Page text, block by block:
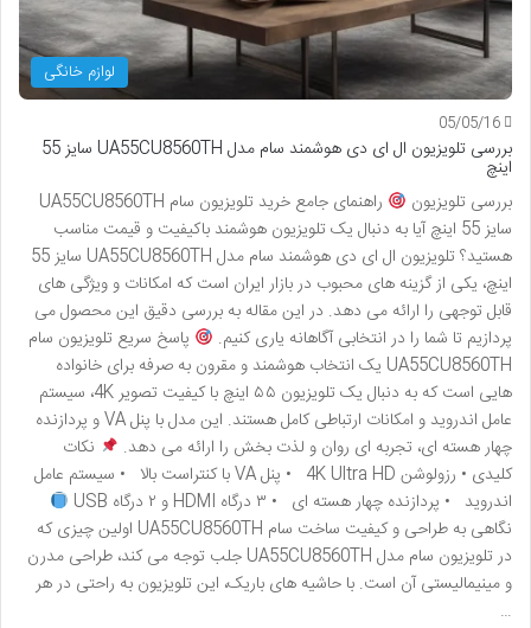
لوازم خانگی
05/05/16
بررسی تلویزیون ال ای دی هوشمند سام مدل UA55CU8560TH سایز 55
اینچ
بررسی تلویزیون
راهنمای جامع خرید تلویزیون سام UA55CU8560TH
سایز 55 اینچ آیا به دنبال یک تلویزیون هوشمند باکیفیت و قیمت مناسب
هستید؟ تلویزیون ال ای دی هوشمند سام مدل UA55CU8560TH سایز 55
اینچ، یکی از گزینه های محبوب در بازار ایران است که امکانات و ویژگی های
قابل توجهی را ارائه می دهد. در این مقاله به بررسی دقیق این محصول می
پردازیم تا شما را در انتخابی آگاهانه یاری کنیم.
پاسخ سریع تلویزیون سام
UA55CU8560TH یک انتخاب هوشمند و مقرون به صرفه برای خانواده
هایی است که به دنبال یک تلویزیون ۵۵ اینچ با کیفیت تصویر 4K، سیستم
عامل اندروید و امکانات ارتباطی کامل هستند. این مدل با پنل VA و پردازنده
چهار هسته ای، تجربه ای روان و لذت بخش را ارائه می دهد.
نکات
کلیدی • رزولوشن 4K Ultra HD • پنل VA با کنتراست بالا • سیستم عامل
اندروید • پردازنده چهار هسته ای • ۳ درگاه HDMI و ۲ درگاه USB
نگاهی به طراحی و کیفیت ساخت سام UA55CU8560TH اولین چیزی که
در تلویزیون سام مدل UA55CU8560TH جلب توجه می کند، طراحی مدرن
و مینیمالیستی آن است. با حاشیه های باریک، این تلویزیون به راحتی در هر
…